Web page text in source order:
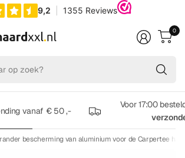
op
0
vanaf € 50 ,-
Voor 17:00
bescherming van aluminium voor de Carpertee